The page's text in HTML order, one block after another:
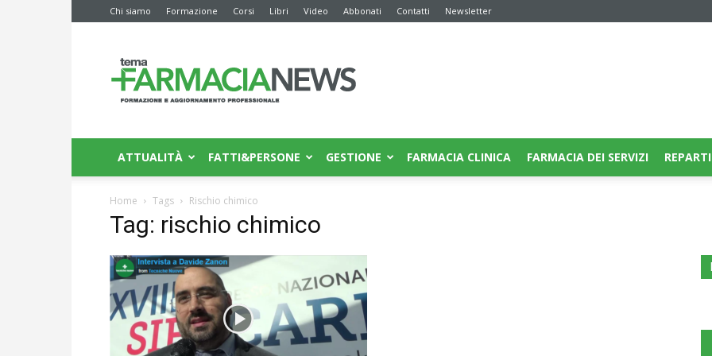
Chi siamo Formazione Corsi Libri Video Abbonati Contatti Newsletter
News
ATTUALITÀ FATTI&PERSONE GESTIONE FARMACIA CLINICA FARMACIA DEI SERVIZI REPARTI
Home Tags Rischio chimico
Tag: rischio chimico